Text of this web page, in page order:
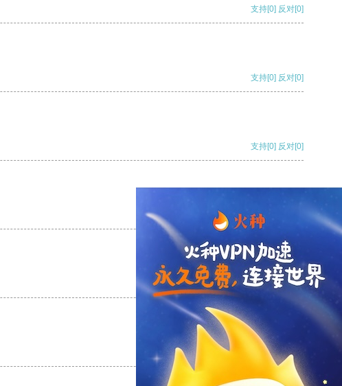
支持[0] 反对[0]
支持[0] 反对[0]
支持[0] 反对[0]
支持
支持[0] 反对[0]
支持[0] 反对[0]